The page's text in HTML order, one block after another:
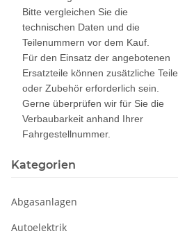
Bitte vergleichen Sie die
technischen Daten und die
Teilenummern vor dem Kauf.
Für den Einsatz der angebotenen
Ersatzteile können zusätzliche Teile
oder Zubehör erforderlich sein.
Gerne überprüfen wir für Sie die
Verbaubarkeit anhand Ihrer
Fahrgestellnummer.
Kategorien
Abgasanlagen
Autoelektrik